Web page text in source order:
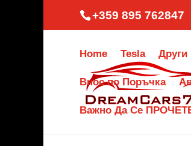
+359 895 762847
Home Tesla Други
Внос по Поръчка
Важно Да Се